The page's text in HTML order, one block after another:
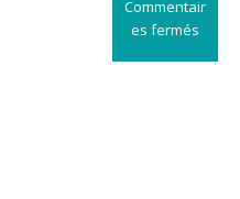
Commentair
es fermés